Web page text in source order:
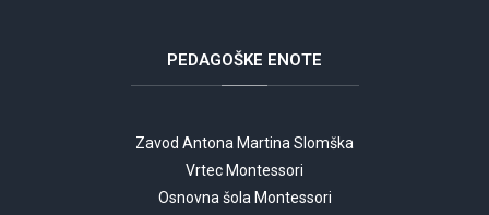
PEDAGOŠKE ENOTE
Zavod Antona Martina Slomška
Vrtec Montessori
Osnovna šola Montessori